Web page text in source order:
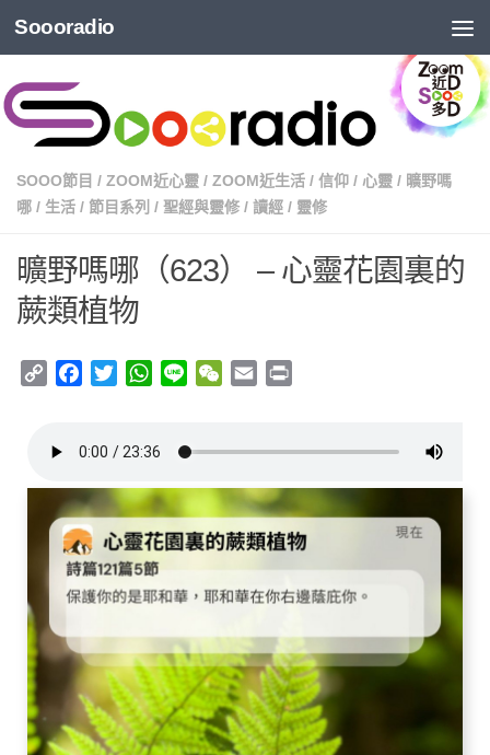
Soooradio
SOOO節目 / ZOOM近心靈 / ZOOM近生活 / 信仰 / 心靈 / 曠野嗎
哪 / 生活 / 節目系列 / 聖經與靈修 / 讀經 / 靈修
曠野嗎哪（623） – 心靈花園裏的
蕨類植物
Copy
Facebook
TwitterWhatsApp
Line WeChat
Email